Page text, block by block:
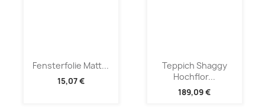
Fensterfolie Matt...
15,07 €
Teppich Shaggy
Hochflor...
189,09 €